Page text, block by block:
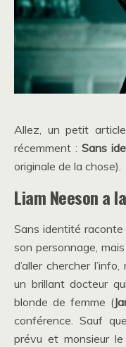
Allez, un petit
récemment : Sans
originale de la chose).
Liam Neeson a
Sans identité raconte
son personnage,
d’aller chercher
un brillant docteur
blonde de femme (
conférence. Sauf
prévu et monsieur